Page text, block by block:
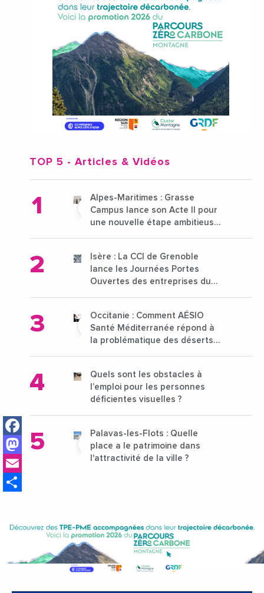
Facebook
Mastodon
TOP 5 - Articles & Vidéos
Alpes-Maritimes : Grasse
Campus lance son Acte II pour
une nouvelle étape ambitieuse
Isère : La CCI de Grenoble
lance les Journées Portes
Ouvertes des entreprises du
Occitanie : Comment AÉSIO
Santé Méditerranée répond à
la problématique des déserts
Quels sont les obstacles à
l’emploi pour les personnes
déficientes visuelles ?
Palavas-les-Flots : Quelle
place a le patrimoine dans
l'attractivité de la ville ?